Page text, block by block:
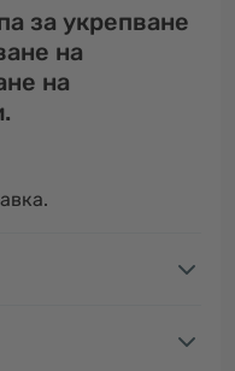
за укрепване
на
на